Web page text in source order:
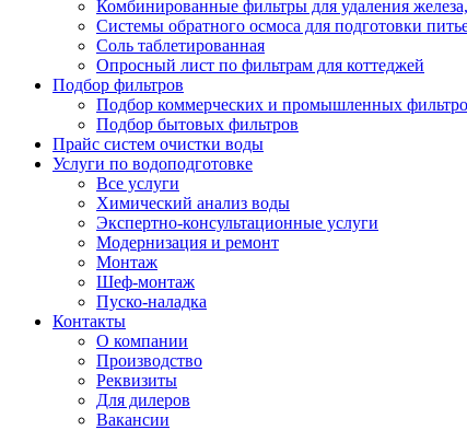
Комбинированные фильтры для удаления
Системы обратного осмоса для подготовки
Соль таблетированная
Опросный лист по фильтрам для коттеджей
Подбор фильтров
Подбор коммерческих и промышленных
Подбор бытовых фильтров
Прайс систем очистки воды
Услуги по водоподготовке
Все услуги
Химический анализ воды
Экспертно-консультационные услуги
Модернизация и ремонт
Монтаж
Шеф-монтаж
Пуско-наладка
Контакты
О компании
Производство
Реквизиты
Для дилеров
Вакансии